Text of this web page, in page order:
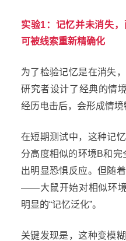
实验1：记忆并未消失
可被线索重新精确化
为了检验记忆是在消失
研究者设计了经典的情
经历电击后，会形成情境
在短期测试中，这种记
分高度相似的环境B和
出明显恐惧反应。但随
——大鼠开始对相似环
明显的“记忆泛化”。
关键发现是，这种变模